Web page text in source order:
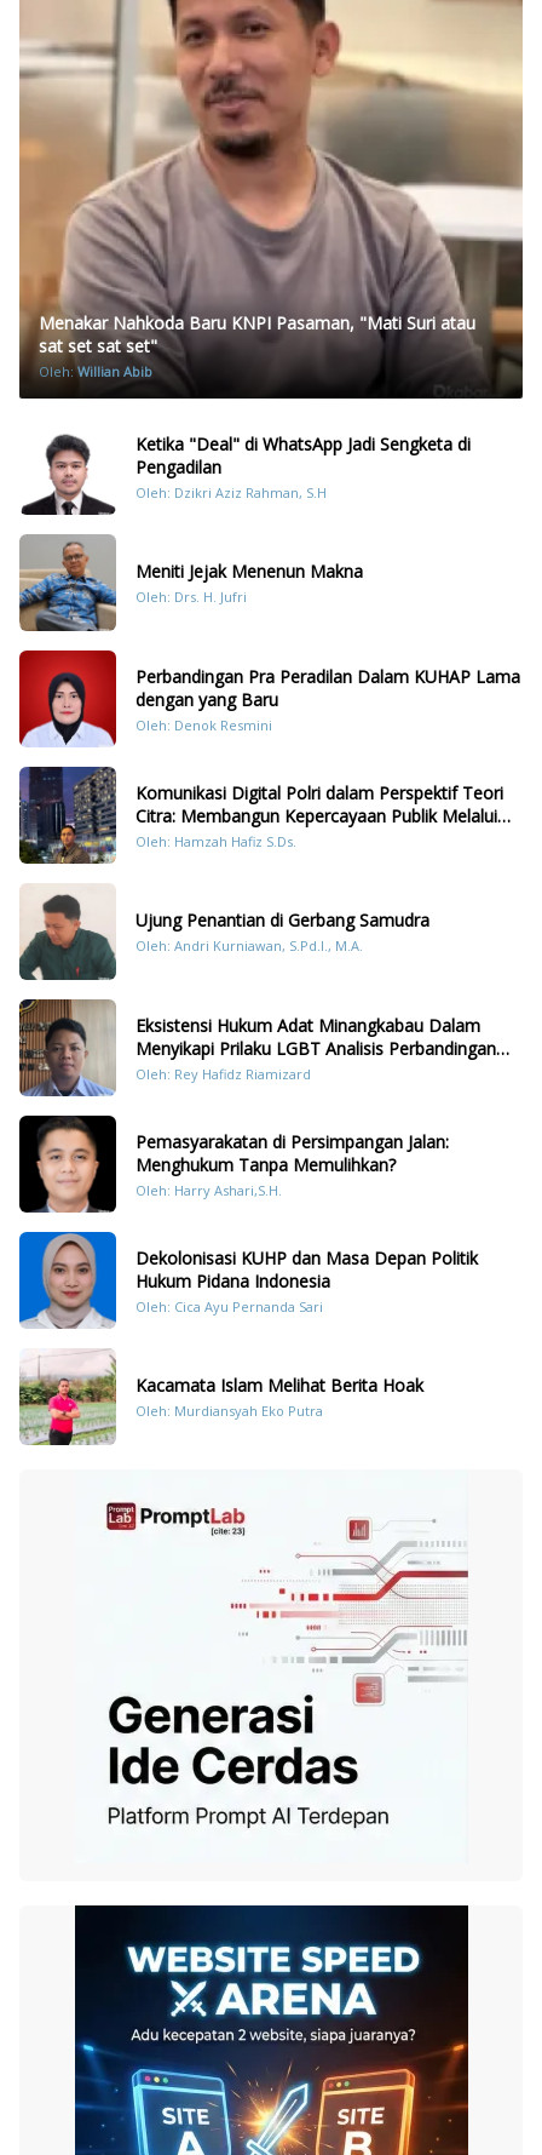
Menakar Nahkoda Baru KNPI Pasaman, "Mati Suri atau
sat set sat set"
Oleh:Willian Abib
Ketika "Deal" di WhatsApp Jadi Sengketa di
Pengadilan
Oleh: Dzikri Aziz Rahman, S.H
Meniti Jejak Menenun Makna
Oleh: Drs. H. Jufri
Perbandingan Pra Peradilan Dalam KUHAP Lama
dengan yang Baru
Oleh: Denok Resmini
Komunikasi Digital Polri dalam Perspektif Teori
Citra: Membangun Kepercayaan Publik Melalui
Konten Humanis Kesiapsiagaan Bencana di
Oleh: Hamzah Hafiz S.Ds.
Ujung Penantian di Gerbang Samudra
Oleh: Andri Kurniawan, S.Pd.I., M.A.
Eksistensi Hukum Adat Minangkabau Dalam
Menyikapi Prilaku LGBT Analisis Perbandingan
Dengan Hukum Pidana
Oleh: Rey Hafidz Riamizard
Pemasyarakatan di Persimpangan Jalan:
Menghukum Tanpa Memulihkan?
Oleh: Harry Ashari,S.H.
Dekolonisasi KUHP dan Masa Depan Politik
Hukum Pidana Indonesia
Oleh: Cica Ayu Pernanda Sari
Kacamata Islam Melihat Berita Hoak
Oleh: Murdiansyah Eko Putra